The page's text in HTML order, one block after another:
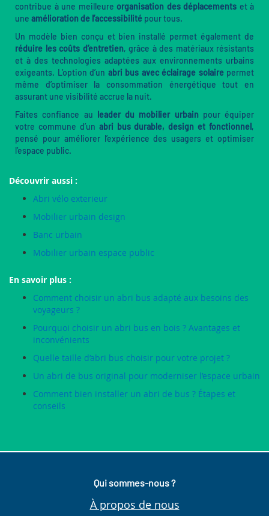
contribue à une meilleure organisation des déplacements et à
une amélioration de l’accessibilité pour tous.
Un modèle bien conçu et bien installé permet également de
réduire les coûts d’entretien, grâce à des matériaux résistants
et à des technologies adaptées aux environnements urbains
exigeants. L’option d’un abri bus avec éclairage solairepermet
même d’optimiser la consommation énergétique tout en
assurant une visibilité accrue la nuit.
Faites confiance au leader du mobilier urbainpour équiper
votre commune d’un abri bus durable, design et fonctionnel,
pensé pour améliorer l’expérience des usagers et optimiser
l’espace public.
Découvrir aussi :
Abri vélo exterieur
Mobilier urbain design
Banc urbain
Mobilier urbain espace public
En savoir plus :
Comment choisir un abri bus adapté aux besoins des
voyageurs ?
Pourquoi choisir un abri bus en bois ? Avantages et
inconvénients
Quelle taille d’abri bus choisir pour votre projet ?
Un abri de bus original pour moderniser l’espace urbain
Comment bien installer un abri de bus ? Étapes et
conseils
Qui sommes-nous ?
À propos de nous